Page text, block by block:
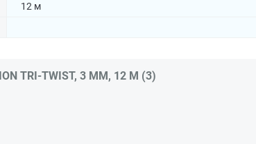
12 м
TRI-TWIST, 3 ММ, 12 М (3)